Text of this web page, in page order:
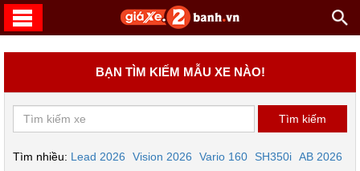
BẠN TÌM KIẾM MẪU XE NÀO!
Tìm nhiều: Lead 2026 Vision 2026 Vario 160 SH350i AB 2026